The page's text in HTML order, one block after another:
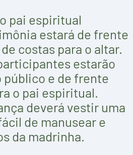
pai espiritual
estará de frente
costas para o altar.
estarão
público e de frente
o pai espiritual.
deverá vestir uma
de manusear e
da madrinha.